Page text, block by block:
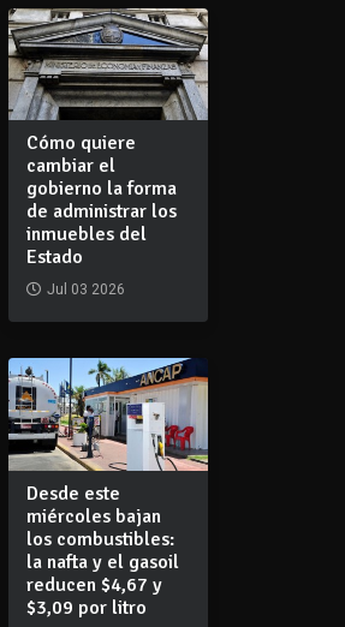
Cómo quiere
cambiar el
gobierno la forma
de administrar los
inmuebles del
Estado
Jul 03 2026
Desde este
miércoles bajan
los combustibles:
la nafta y el gasoil
reducen $4,67 y
$3,09 por litro